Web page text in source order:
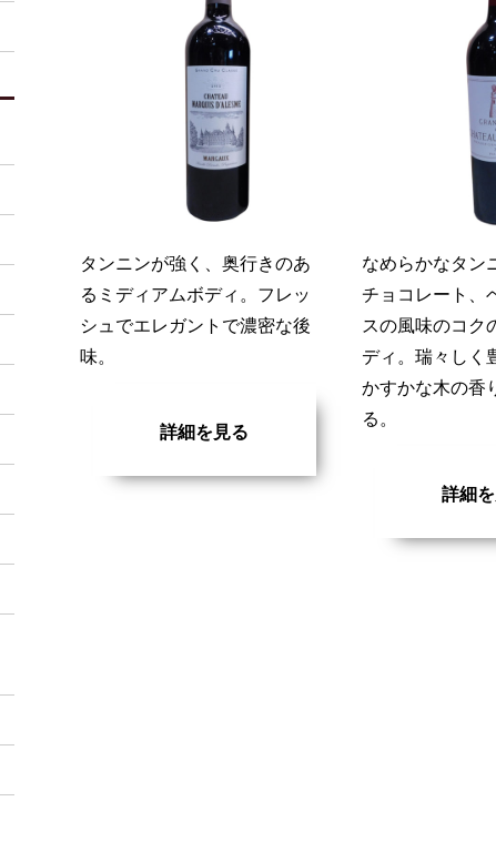
タンニンが強く、奥行きのあ
るミディアムボディ。フレッ
シュでエレガントで濃密な後
味。
詳細を見る
なめらかなタン
チョコレート、
スの風味のコク
ディ。瑞々しく
かすかな木の香
る。
詳細